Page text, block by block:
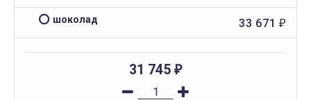
шоколад 33 671 ₽
31 745 ₽